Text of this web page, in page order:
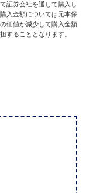
証券会社を通して購入し
入金額については元本保
価値が減少して購入金額
することとなります。